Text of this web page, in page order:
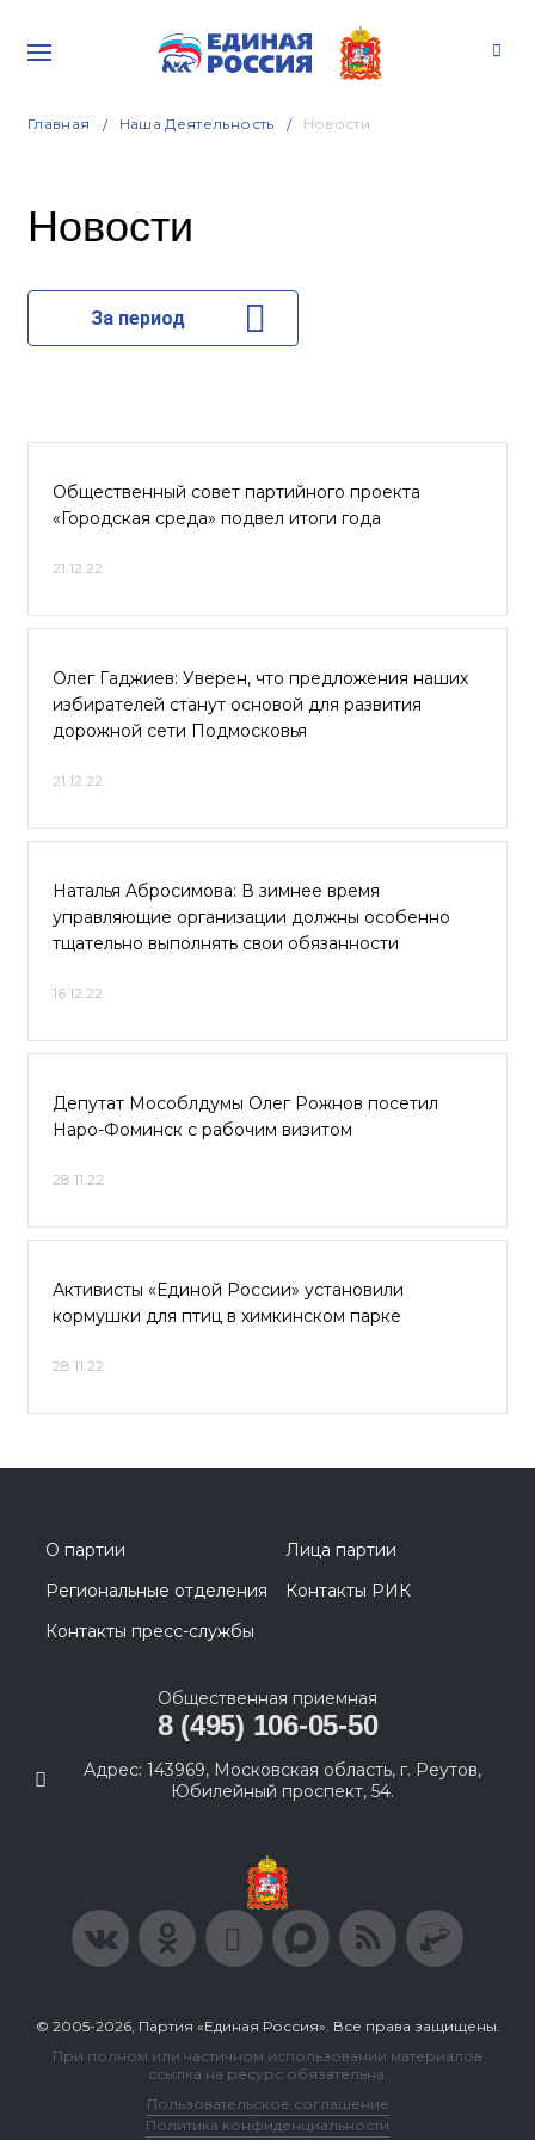
Главная Наша Деятельность Новости
Новости
За период
Общественный совет партийного проекта
«Городская среда» подвел итоги года
21.12.22
Олег Гаджиев: Уверен, что предложения наших
избирателей станут основой для развития
дорожной сети Подмосковья
21.12.22
Наталья Абросимова: В зимнее время
управляющие организации должны особенно
тщательно выполнять свои обязанности
16.12.22
Депутат Мособлдумы Олег Рожнов посетил
Наро-Фоминск с рабочим визитом
28.11.22
Активисты «Единой России» установили
кормушки для птиц в химкинском парке
28.11.22
О партии
Лица партии
Региональные отделения
Контакты РИК
Контакты пресс-службы
Общественная приемная
8 (495) 106-05-50
Адрес: 143969, Московская область, г. Реутов,
Юбилейный проспект, 54.
© 2005-2026, Партия «Единая Россия». Все права защищены.
При полном или частичном использовании материалов
ссылка на ресурс обязательна.
Пользовательское соглашение
Политика конфиденциальности